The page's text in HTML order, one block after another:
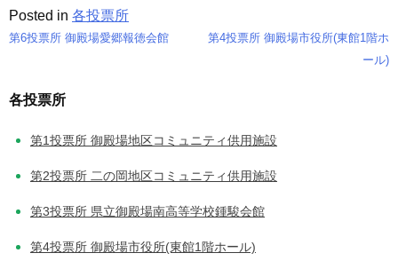
Posted in 各投票所
稿
第6投票所 御殿場愛郷報徳会館
第4投票所 御殿場市役所(東館1階ホ
ール)
各投票所
第1投票所 御殿場地区コミュニティ供用施設
第2投票所 二の岡地区コミュニティ供用施設
第3投票所 県立御殿場南高等学校鍾駿会館
第4投票所 御殿場市役所(東館1階ホール)